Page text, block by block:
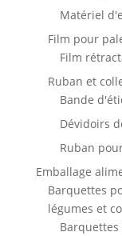
Matériel
Film pour
Film
Ruban et
Bande
Dévidoirs
Ruban
Emballage
Barquettes
légumes et